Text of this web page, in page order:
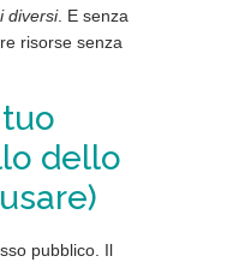
diversi. E senza
risorse senza
dello
pubblico. Il